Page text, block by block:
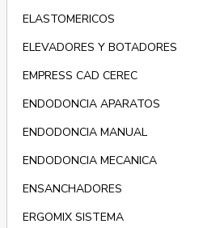
ELASTOMERICOS
ELEVADORES Y BOTADORES
EMPRESS CAD CEREC
ENDODONCIA APARATOS
ENDODONCIA MANUAL
ENDODONCIA MECANICA
ENSANCHADORES
ERGOMIX SISTEMA